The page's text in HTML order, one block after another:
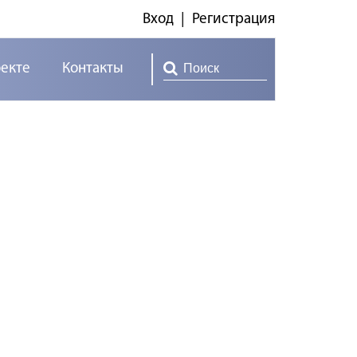
Контакты
Вход Регистрация